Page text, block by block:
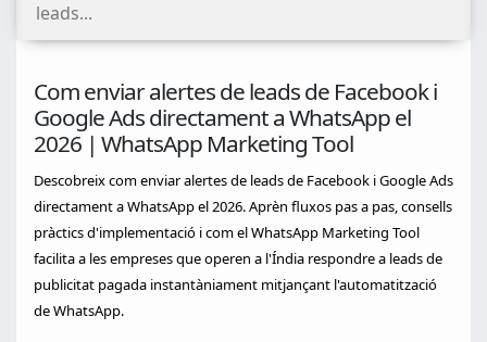
leads...
Com enviar alertes de leads de Facebook i
Google Ads directament a WhatsApp el
2026 | WhatsApp Marketing Tool
Descobreix com enviar alertes de leads de Facebook i Google Ads
directament a WhatsApp el 2026. Aprèn fluxos pas a pas, consells
pràctics d'implementació i com el WhatsApp Marketing Tool
facilita a les empreses que operen a l'Índia respondre a leads de
publicitat pagada instantàniament mitjançant l'automatització
de WhatsApp.